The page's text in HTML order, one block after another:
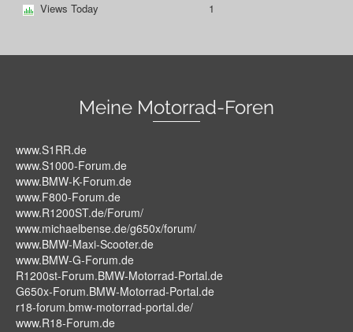
Views Today
1
Meine Motorrad-Foren
www.S1RR.de
www.S1000-Forum.de
www.BMW-K-Forum.de
www.F800-Forum.de
www.R1200ST.de/Forum/
www.michaelbense.de/g650x/forum/
www.BMW-Maxi-Scooter.de
www.BMW-G-Forum.de
R1200st-Forum.BMW-Motorrad-Portal.de
G650x-Forum.BMW-Motorrad-Portal.de
r18-forum.bmw-motorrad-portal.de/
www.R18-Forum.de